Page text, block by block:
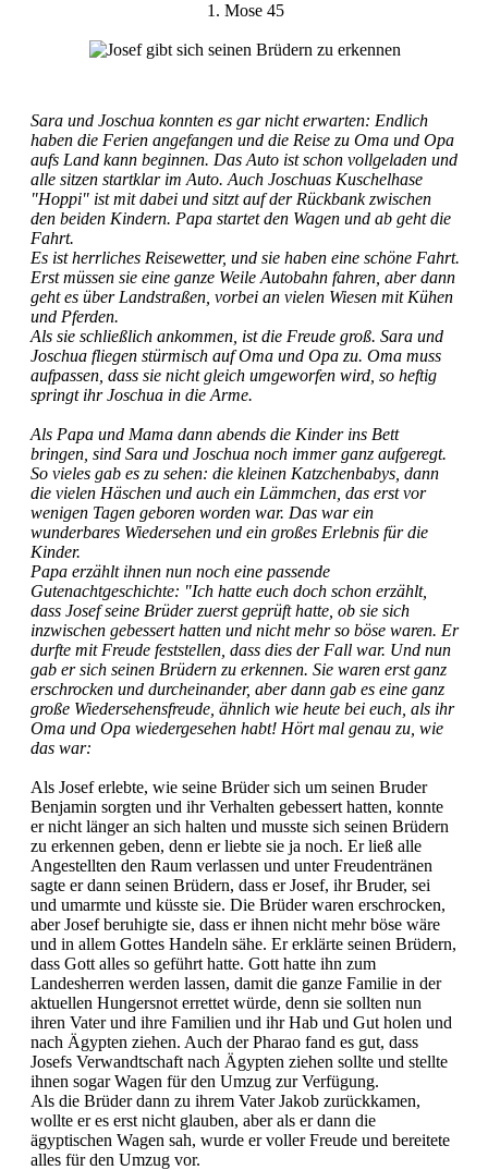
1. Mose 45
Sara und Joschua konnten es gar nicht erwarten: Endlich
haben die Ferien angefangen und die Reise zu Oma und Opa
aufs Land kann beginnen. Das Auto ist schon vollgeladen und
alle sitzen startklar im Auto. Auch Joschuas Kuschelhase
"Hoppi" ist mit dabei und sitzt auf der Rückbank zwischen
den beiden Kindern. Papa startet den Wagen und ab geht die
Fahrt.
Es ist herrliches Reisewetter, und sie haben eine schöne Fahrt.
Erst müssen sie eine ganze Weile Autobahn fahren, aber dann
geht es über Landstraßen, vorbei an vielen Wiesen mit Kühen
und Pferden.
Als sie schließlich ankommen, ist die Freude groß. Sara und
Joschua fliegen stürmisch auf Oma und Opa zu. Oma muss
aufpassen, dass sie nicht gleich umgeworfen wird, so heftig
springt ihr Joschua in die Arme.
Als Papa und Mama dann abends die Kinder ins Bett
bringen, sind Sara und Joschua noch immer ganz aufgeregt.
So vieles gab es zu sehen: die kleinen Katzchenbabys, dann
die vielen Häschen und auch ein Lämmchen, das erst vor
wenigen Tagen geboren worden war. Das war ein
wunderbares Wiedersehen und ein großes Erlebnis für die
Kinder.
Papa erzählt ihnen nun noch eine passende
Gutenachtgeschichte: "Ich hatte euch doch schon erzählt,
dass Josef seine Brüder zuerst geprüft hatte, ob sie sich
inzwischen gebessert hatten und nicht mehr so böse waren. Er
durfte mit Freude feststellen, dass dies der Fall war. Und nun
gab er sich seinen Brüdern zu erkennen. Sie waren erst ganz
erschrocken und durcheinander, aber dann gab es eine ganz
große Wiedersehensfreude, ähnlich wie heute bei euch, als ihr
Oma und Opa wiedergesehen habt! Hört mal genau zu, wie
das war:
Als Josef erlebte, wie seine Brüder sich um seinen Bruder
Benjamin sorgten und ihr Verhalten gebessert hatten, konnte
er nicht länger an sich halten und musste sich seinen Brüdern
zu erkennen geben, denn er liebte sie ja noch. Er ließ alle
Angestellten den Raum verlassen und unter Freudentränen
sagte er dann seinen Brüdern, dass er Josef, ihr Bruder, sei
und umarmte und küsste sie. Die Brüder waren erschrocken,
aber Josef beruhigte sie, dass er ihnen nicht mehr böse wäre
und in allem Gottes Handeln sähe. Er erklärte seinen Brüdern,
dass Gott alles so geführt hatte. Gott hatte ihn zum
Landesherren werden lassen, damit die ganze Familie in der
aktuellen Hungersnot errettet würde, denn sie sollten nun
ihren Vater und ihre Familien und ihr Hab und Gut holen und
nach Ägypten ziehen. Auch der Pharao fand es gut, dass
Josefs Verwandtschaft nach Ägypten ziehen sollte und stellte
ihnen sogar Wagen für den Umzug zur Verfügung.
Als die Brüder dann zu ihrem Vater Jakob zurückkamen,
wollte er es erst nicht glauben, aber als er dann die
ägyptischen Wagen sah, wurde er voller Freude und bereitete
alles für den Umzug vor.